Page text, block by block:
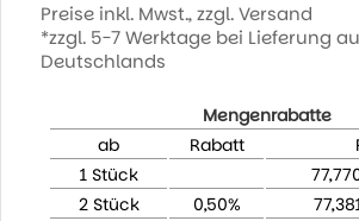
Preise inkl. Mwst., zzgl. Versand
*zzgl. 5-7 Werktage bei Lieferung
Deutschlands
Mengenrabatte
ab
Rabatt
1 Stück
2 Stück
0,50%